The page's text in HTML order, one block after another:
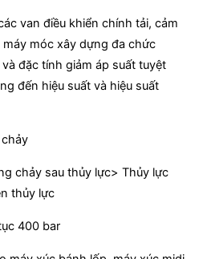
van điều khiển chính tải, cảm
móc xây dựng đa chức
đặc tính giảm áp suất tuyệt
đến hiệu suất và hiệu suất
chảy sau thủy lực> Thủy lực
thủy lực
400 bar